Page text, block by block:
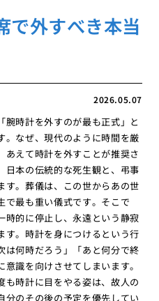
で外すべき本当
2026.05.07
腕時計を外すのが最も正式」と
。なぜ、現代のように時間を厳
あえて時計を外すことが推奨さ
日本の伝統的な死生観と、弔事
す。葬儀は、この世からあの世
で最も重い儀式です。そこで
時的に停止し、永遠という静寂
す。時計を身につけるという行
は何時だろう」「あと何分で終
識を向けさせてしまいます。
も時計に目をやる姿は、故人の
分のその後の予定を優先してい